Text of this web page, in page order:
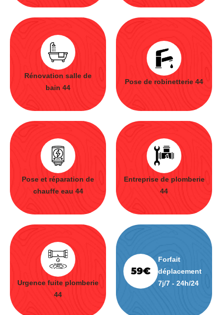
Rénovation salle de
bain 44
Pose de robinetterie 44
Pose et réparation de
chauffe eau 44
Entreprise de plomberie
44
Urgence fuite plomberie
44
Forfait
déplacement
7j/7 - 24h/24